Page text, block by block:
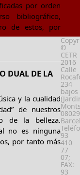
por orden
bibliográfico,
de estos, por
DUAL DE LA
y la cualidad
de nuestros
de la belleza.
es ninguna
por tanto más
©
CETR
2016
Calle
234
bajos
08029
93
410
77
07;
FAX:
93